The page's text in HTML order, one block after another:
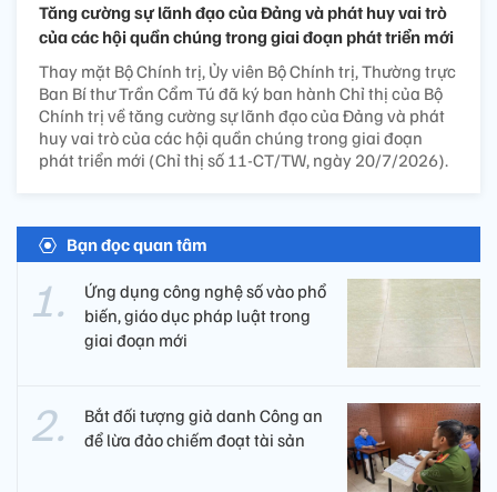
Tăng cường sự lãnh đạo của Đảng và phát huy vai trò
của các hội quần chúng trong giai đoạn phát triển mới
Thay mặt Bộ Chính trị, Ủy viên Bộ Chính trị, Thường trực
Ban Bí thư Trần Cẩm Tú đã ký ban hành Chỉ thị của Bộ
Chính trị về tăng cường sự lãnh đạo của Đảng và phát
huy vai trò của các hội quần chúng trong giai đoạn
phát triển mới (Chỉ thị số 11-CT/TW, ngày 20/7/2026).
Bạn đọc quan tâm
Ứng dụng công nghệ số vào phổ
biến, giáo dục pháp luật trong
giai đoạn mới
Bắt đối tượng giả danh Công an
để lừa đảo chiếm đoạt tài sản